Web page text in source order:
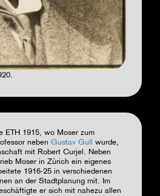
ETH 1915, wo Moser zum
neben Gustav Gull
wurde,
mit Robert Curjel. Neben
Moser in Zürich ein eigenes
1916-25 in verschiedenen
an der Stadtplanung mit. Im
er sich mit nahezu allen